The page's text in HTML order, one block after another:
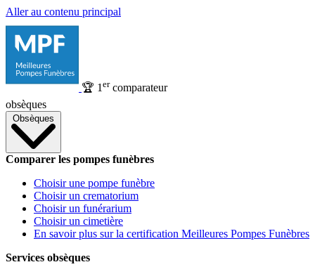
Aller au contenu principal
🏆 1 ercomparateur
obsèques
Obsèques
Comparer les pompes funèbres
Choisir une pompe funèbre
Choisir un crematorium
Choisir un funérarium
Choisir un cimetière
En savoir plus sur la certification Meilleures Pompes Funèbres
Services obsèques